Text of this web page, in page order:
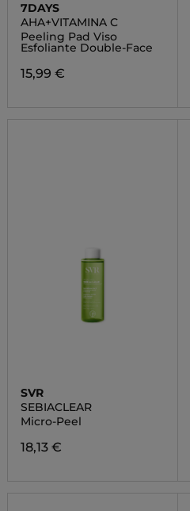
7DAYS
AHA+VITAMINA C
Peeling Pad Viso
Esfoliante Double-Face
15,99 €
SVR
SEBIACLEAR
Micro-Peel
18,13 €